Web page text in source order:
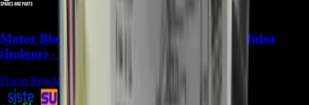
Motor Blower 11002015000150 para Aire Midea
(Indoor) - REP-1052
Precio Regular: